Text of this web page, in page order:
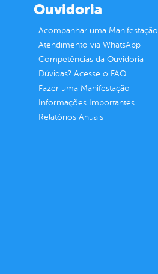
Ouvidoria
Acompanhar uma Manifestação
Atendimento via WhatsApp
Competências da Ouvidoria
Dúvidas? Acesse o FAQ
Fazer uma Manifestação
Informações Importantes
Relatórios Anuais